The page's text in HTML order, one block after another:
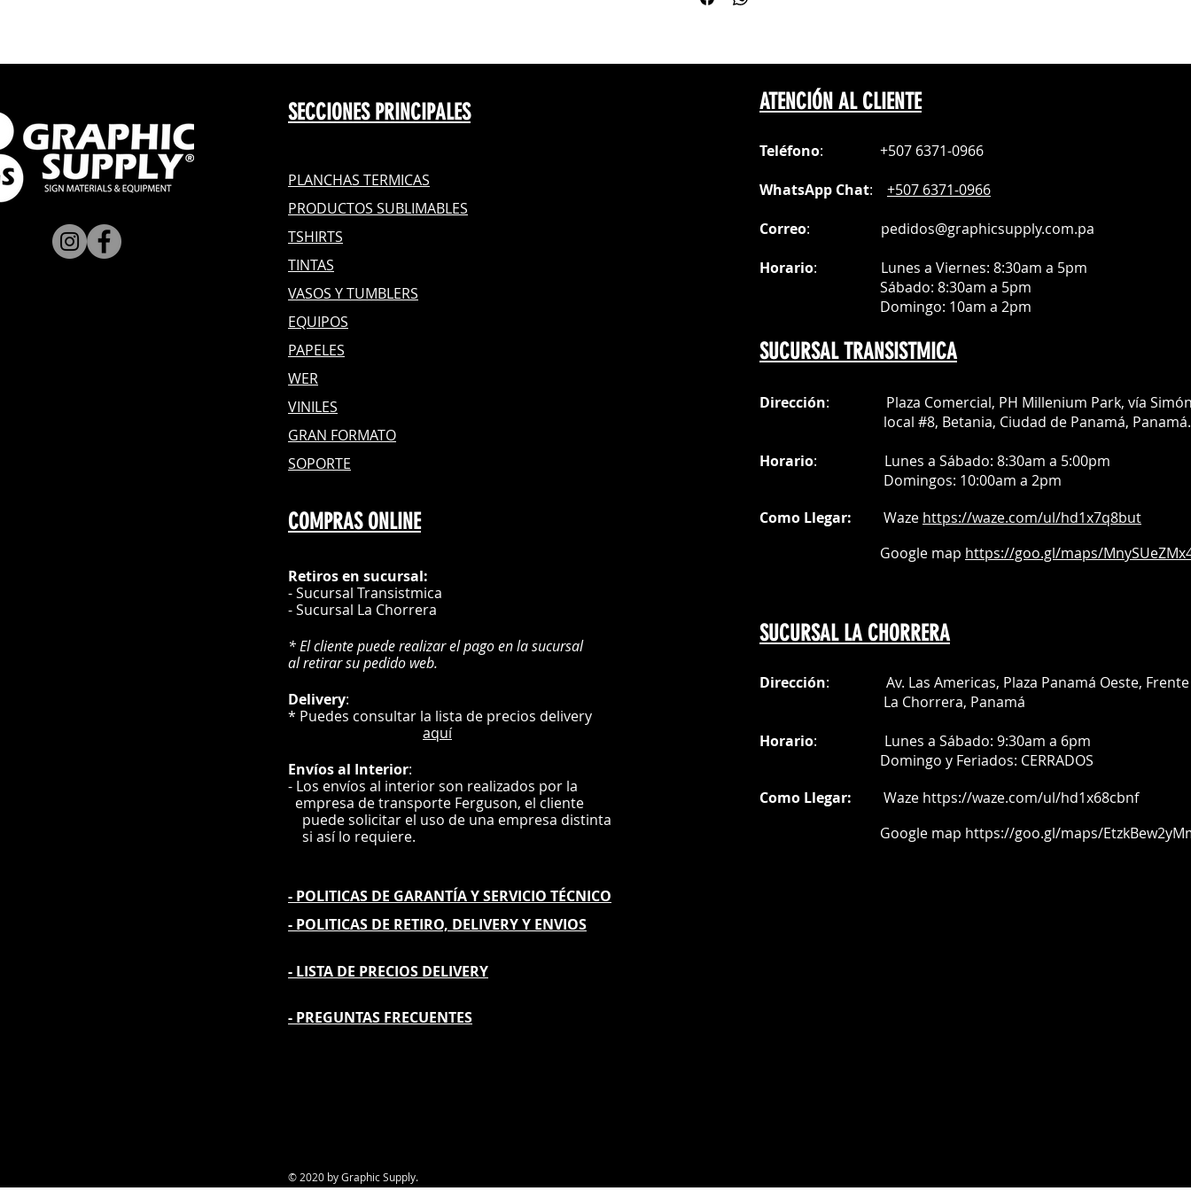
IMPORTANTE: BAJARLE UN 25% AL BLANCO
SECCIONES PRINCIPALES
PLANCHAS TERMICAS
PRODUCTOS SUBLIMABLES
TSHIRTS
TINTAS
VASOS Y TUMBLERS
EQUIPOS
PAPELES
WER
VINILES
GRAN FORMATO
SOPORTE
COMPRAS ONLINE
Retiros en sucursal:
- Sucursal Transistmica
- Sucursal La Chorrera
* El cliente puede realizar el pago en la sucursal
al retirar su pedido web.
Delivery:
* Puedes consultar la lista de precios delivery
aquí
Envíosal Interior:
- Los envíos al interior son realizados por la
empresa de transporte Ferguson, el cliente
puede solicitar el uso de una empresa distinta
si así lo requiere.
- POLITICAS DE GARANTÍAY SERVICIO TÉCNICO
- POLITICAS DE RETIRO, DELIVERY Y ENVIOS
- LISTA DE PRECIOS DELIVERY
- PREGUNTAS FRECUENTES
ATENCIÓN AL CLIENTE
Teléfono: +507 6371-0966
WhatsApp Chat: +507 6371-0966
Correo: pedidos@graphicsupply.com.pa
Horario: Lunes a Viernes: 8:30am a 5pm
Sábado: 8:30am a 5pm
Domingo: 10am a 2pm
SUCURSAL TRANSISTMICA
Dirección: Plaza Comercial, PH Millenium Park, vía
local #8, Betania, Ciudad de Panamá, Panamá.
Horario: Lunes a Sábado: 8:30am a 5:00pm
Domingos: 10:00am a 2pm
Como Llegar: Waze https://waze.com/ul/hd1x7q8but
Google map https://goo.gl/maps/
SUCURSAL LA CHORRERA
Dirección: Av. Las Americas, Plaza Panamá Oeste, Frente
La Chorrera, Panamá
Horario: Lunes a Sábado: 9:30am a 6pm
Domingo y Feriados: CERRADOS
Como Llegar: Waze https://waze.com/ul/hd1x68cbnf
Google map https://goo.gl/maps/
© 2020 by Graphic Supply.